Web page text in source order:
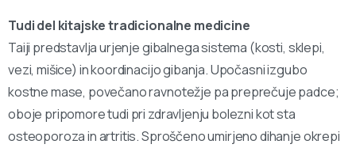
Tudi del kitajske tradicionalne medicine
Taiji predstavlja urjenje gibalnega sistema (kosti, sklepi,
vezi, mišice) in koordinacijo gibanja. Upočasni izgubo
kostne mase, povečano ravnotežje pa preprečuje padce;
oboje pripomore tudi pri zdravljenju bolezni kot sta
osteoporoza in artritis. Sproščeno umirjeno dihanje okrepi